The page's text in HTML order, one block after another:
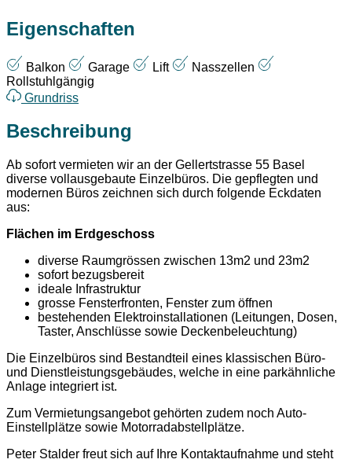
Eigenschaften
Balkon Garage Lift
Nasszellen
Rollstuhlgängig
Grundriss
Beschreibung
Ab sofort vermieten wir an der Gellertstrasse 55 Basel
diverse vollausgebaute Einzelbüros. Die gepflegten und
modernen Büros zeichnen sich durch folgende Eckdaten
aus:
Flächen im Erdgeschoss
diverse Raumgrössen zwischen 13m2 und 23m2
sofort bezugsbereit
ideale Infrastruktur
grosse Fensterfronten, Fenster zum öffnen
bestehenden Elektroinstallationen (Leitungen, Dosen,
Taster, Anschlüsse sowie Deckenbeleuchtung)
Die Einzelbüros sind Bestandteil eines klassischen Büro-
und Dienstleistungsgebäudes, welche in eine parkähnliche
Anlage integriert ist.
Zum Vermietungsangebot gehörten zudem noch Auto-
Einstellplätze sowie Motorradabstellplätze.
Peter Stalder freut sich auf Ihre Kontaktaufnahme und steht